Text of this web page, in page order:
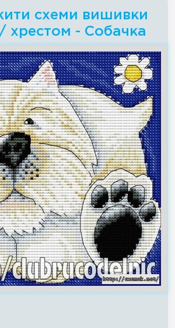
схеми вишивки
хрестом - Собачка